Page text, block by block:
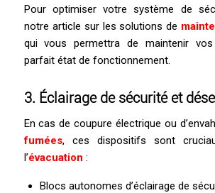
Pour optimiser votre système de
notre article sur les solutions de
qui vous permettra de maintenir
parfait état de fonctionnement.
3. Éclairage de sécuritéet
En cas de coupure électrique ou
fumées, ces dispositifs sont
l’évacuation :
Blocs autonomes d’éclairage de